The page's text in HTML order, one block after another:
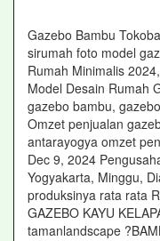
Gazebo Bambu
sirumah foto model
Rumah Minimalis
Model Desain Rumah
gazebo bambu,
Omzet penjualan
antarayogya omzet
Dec 9, 2024
Yogyakarta, Minggu,
produksinya rata rata
GAZEBO KAYU
tamanlandscape